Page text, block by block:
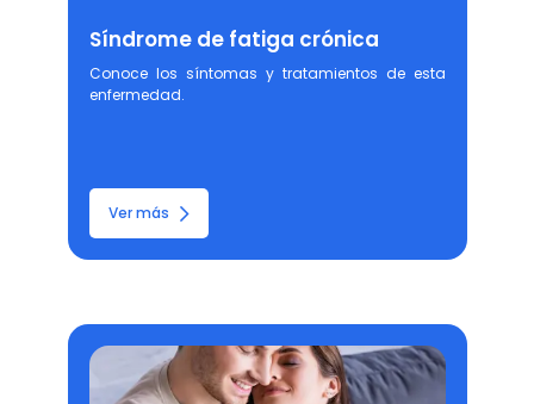
Síndrome de fatiga crónica
Conoce los síntomas y tratamientos de esta
enfermedad.
Ver más